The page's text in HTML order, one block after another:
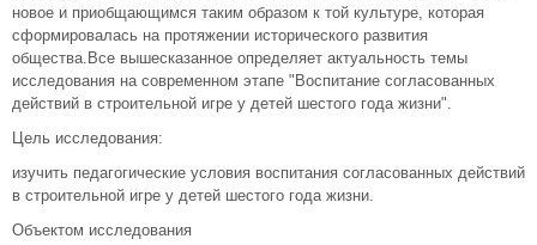
новое и приобщающимся таким образом к той культуре, которая
сформировалась на протяжении исторического развития
общества.Все вышесказанное определяет актуальность темы
исследования на современном этапе "Воспитание согласованных
действий в строительной игре у детей шестого года жизни".
Цель исследования:
изучить педагогические условия воспитания согласованных действий
в строительной игре у детей шестого года жизни.
Объектом исследования